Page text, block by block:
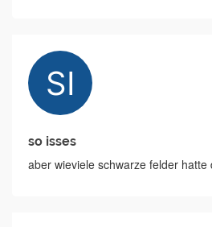
so isses
aber wieviele schwarze felder hatte